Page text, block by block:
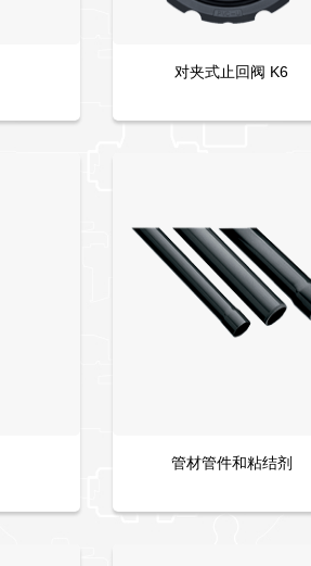
对夹式止回阀 K6
管材管件和粘结剂